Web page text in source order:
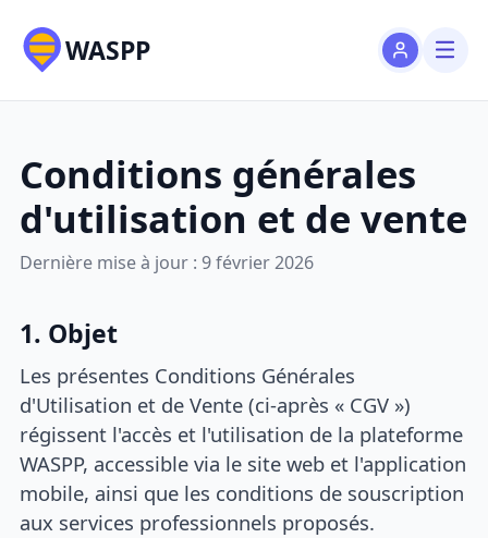
WASPP
Conditions générales
d'utilisation et de vente
Dernière mise à jour : 9 février 2026
1. Objet
Les présentes Conditions Générales
d'Utilisation et de Vente (ci-après « CGV »)
régissent l'accès et l'utilisation de la plateforme
WASPP, accessible via le site web et l'application
mobile, ainsi que les conditions de souscription
aux services professionnels proposés.